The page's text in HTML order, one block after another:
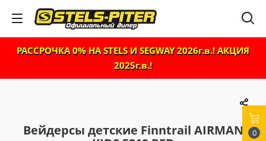
РАССРОЧКА 0% НА STELS И SEGWAY 2026г.в.! АКЦИЯ
2025г.в.!
Вейдерсы детские Finntrail AIRMAN
0